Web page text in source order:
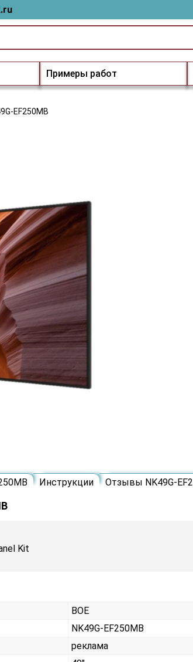
Примеры работ
EF250MB
Инструкции Отзывы NK49G-
Kit
BOE
NK49G-EF250MB
реклама